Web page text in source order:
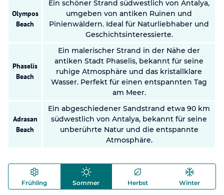
Olympos
Beach
Ein schöner Strand südwestlich von Antalya,
umgeben von antiken Ruinen und
Pinienwäldern. Ideal für Naturliebhaber und
Geschichtsinteressierte.
Phaselis
Beach
Ein malerischer Strand in der Nähe der
antiken Stadt Phaselis, bekannt für seine
ruhige Atmosphäre und das kristallklare
Wasser. Perfekt für einen entspannten Tag
am Meer.
Adrasan
Beach
Ein abgeschiedener Sandstrand etwa 90 km
südwestlich von Antalya, bekannt für seine
unberührte Natur und die entspannte
Atmosphäre.
Frühling Sommer Herbst Winter